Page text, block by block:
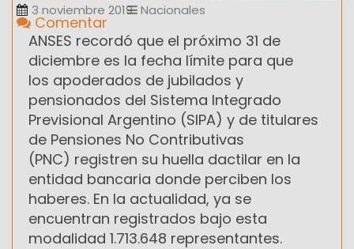
3 noviembre 2019 Nacionales
Comentar
ANSES recordó que el próximo 31 de
diciembre es la fecha límite para que
los apoderados de jubilados y
pensionados del Sistema Integrado
Previsional Argentino (SIPA) y de titulares
de Pensiones No Contributivas
(PNC) registren su huella dactilar en la
entidad bancaria donde perciben los
haberes. En la actualidad, ya se
encuentran registrados bajo esta
modalidad 1.713.648 representantes.